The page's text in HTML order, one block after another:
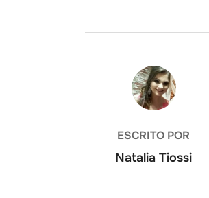
AUTOR DO POST
ESCRITO POR
Natalia Tiossi